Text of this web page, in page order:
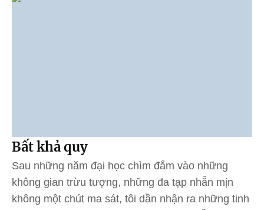
Bất khả quy
Sau những năm đại học chìm đắm vào những
không gian trừu tượng, những đa tạp nhẵn mịn
không một chút ma sát, tôi dần nhận ra những tinh